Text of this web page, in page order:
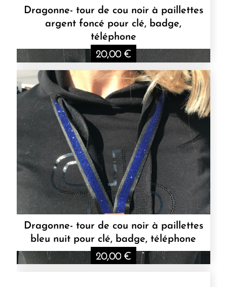
Dragonne- tour de cou noir à paillettes
argent foncé pour clé, badge,
téléphone
20,00 €
Dragonne- tour de cou noir à paillettes
bleu nuit pour clé, badge, téléphone
20,00 €